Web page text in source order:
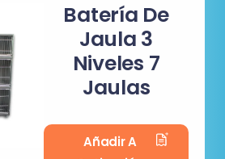
Batería De
Jaula 3
Niveles 7
Jaulas
Añadir A